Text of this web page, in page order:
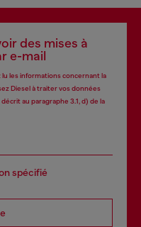
des mises à
e-mail
les informations concernant la
Diesel à traiter vos données
au paragraphe 3.1, d) de la
spécifié